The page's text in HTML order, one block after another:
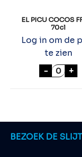
EL PICU COCOS
70cl
Log in om de
te zien
- EL +
BEZOEK DE